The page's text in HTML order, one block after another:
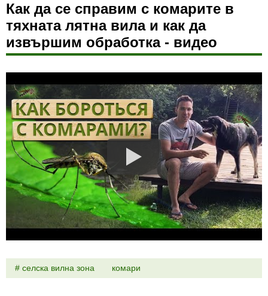
Как да се справим с комарите в
тяхната лятна вила и как да
извършим обработка - видео
селска вилна зона комари